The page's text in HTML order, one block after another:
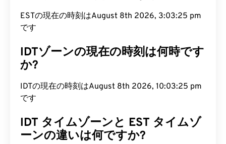
ESTの現在の時刻はAugust 8th 2026, 3:03:26 pm
です
IDTゾーンの現在の時刻は何時です
か?
IDTの現在の時刻はAugust 8th 2026, 10:03:26 pm
です
IDT タイムゾーンと EST タイムゾ
ーンの違いは何ですか?